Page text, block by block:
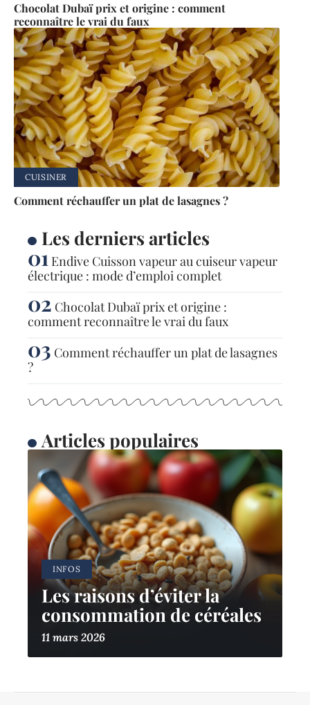
Chocolat Dubaï prix et origine : comment
reconnaître le vrai du faux
CUISINER
Comment réchauffer un plat de lasagnes ?
Les derniers articles
Endive Cuisson vapeur au cuiseur vapeur
électrique : mode d’emploi complet
Chocolat Dubaï prix et origine :
comment reconnaître le vrai du faux
Comment réchauffer un plat de lasagnes
?
Articles populaires
INFOS
Les raisons d’éviter la
consommation de céréales
11 mars 2026